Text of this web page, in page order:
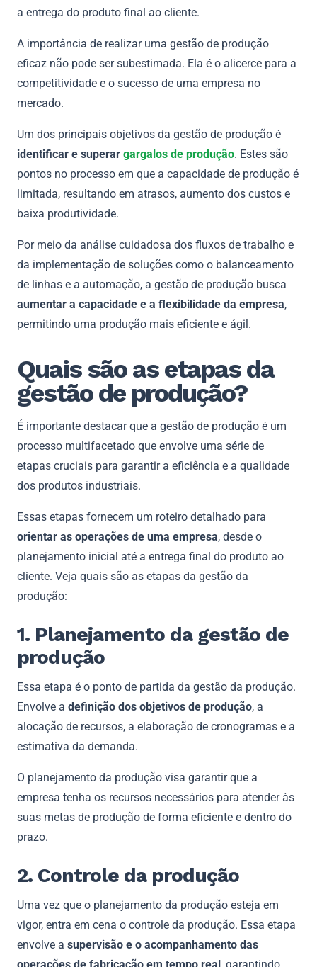
a entrega do produto final ao cliente.
A importância de realizar uma gestão de produção
eficaz não pode ser subestimada. Ela é o alicerce para a
competitividade e o sucesso de uma empresa no
mercado.
Um dos principais objetivos da gestão de produção é
identificar e superar gargalos de produção. Estes são
pontos no processo em que a capacidade de produção é
limitada, resultando em atrasos, aumento dos custos e
baixa produtividade.
Por meio da análise cuidadosa dos fluxos de trabalho e
da implementação de soluções como o balanceamento
de linhas e a automação, a gestão de produção busca
aumentar a capacidade e a flexibilidade da empresa,
permitindo uma produção mais eficiente e ágil.
Quais são as etapas da
gestão de produção?
É importante destacar que a gestão de produção é um
processo multifacetado que envolve uma série de
etapas cruciais para garantir a eficiência e a qualidade
dos produtos industriais.
Essas etapas fornecem um roteiro detalhado para
orientar as operações de uma empresa, desde o
planejamento inicial até a entrega final do produto ao
cliente. Veja quais são as etapas da gestão da
produção:
1. Planejamento da gestão de
produção
Essa etapa é o ponto de partida da gestão da produção.
Envolve a definição dos objetivos de produção, a
alocação de recursos, a elaboração de cronogramas e a
estimativa da demanda.
O planejamento da produção visa garantir que a
empresa tenha os recursos necessários para atender às
suas metas de produção de forma eficiente e dentro do
prazo.
2. Controle da produção
Uma vez que o planejamento da produção esteja em
vigor, entra em cena o controle da produção. Essa etapa
envolve a supervisão e o acompanhamento das